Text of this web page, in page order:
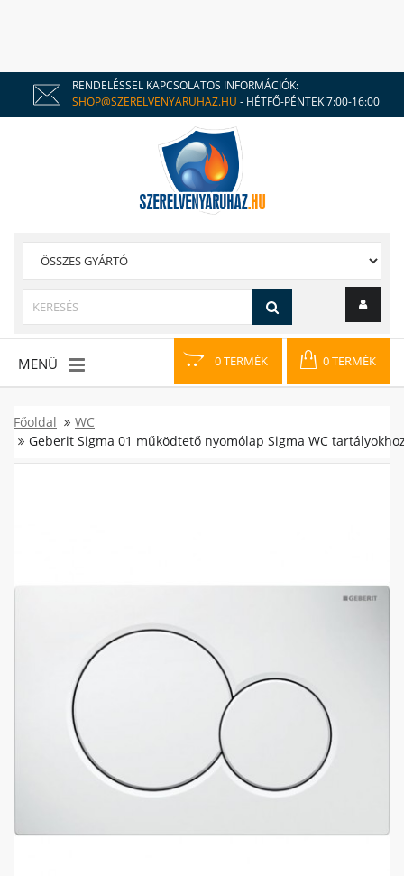
RENDELÉSSEL KAPCSOLATOS INFORMÁCIÓK:
SHOP@SZERELVENYARUHAZ.HU - HÉTFŐ-PÉNTEK 7:00-16:00
0 TERMÉK 0 TERMÉK
MENÜ
Főoldal
WC
Geberit Sigma 01 működtető nyomólap Sigma WC